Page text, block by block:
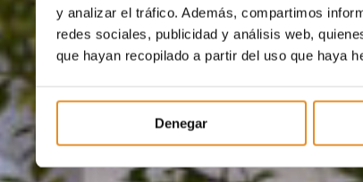
y analizar el tráfico. Además, compartimos
redes sociales, publicidad y análisis web,
que hayan recopilado a partir del uso que haya
Denegar